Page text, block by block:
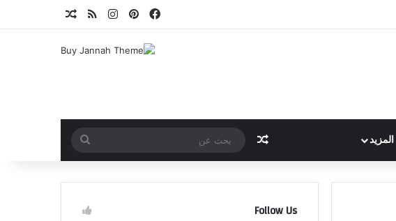
فيسبوكبينتيريستانستقرامملخص الموقع RSS
مقال عشوائي
المزيد مقال عشوائي
بحث
عن
Follow Us